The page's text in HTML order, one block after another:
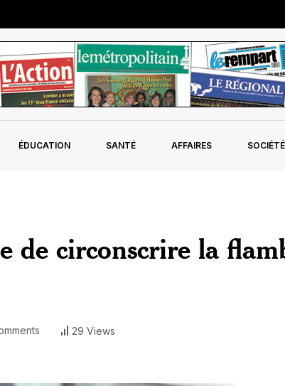
ÉDUCATION SANTÉ AFFAIRES SOCIÉTÉ
de circonscrire la
29 Views